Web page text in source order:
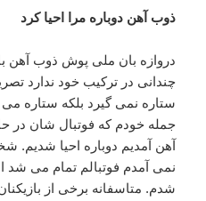
ذوب آهن دوباره مرا احیا کرد
دروازه بان ملی پوش ذوب آهن با
چندانی در ترکیب خود ندارد
ستاره نمی گیرد بلکه ستاره می
جمله خودم که فوتبال شان در
آهن آمدیم دوباره احیا شدیم.
نمی آمدم فوتبالم تمام می شد
شدم. متاسفانه برخی از